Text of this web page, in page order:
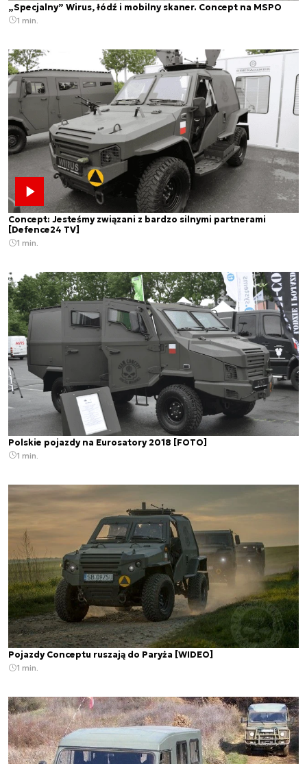
„Specjalny” Wirus, łódź i mobilny skaner. Concept na MSPO
1 min.
Concept: Jesteśmy związani z bardzo silnymi partnerami
[Defence24 TV]
1 min.
Polskie pojazdy na Eurosatory 2018 [FOTO]
1 min.
Pojazdy Conceptu ruszają do Paryża [WIDEO]
1 min.